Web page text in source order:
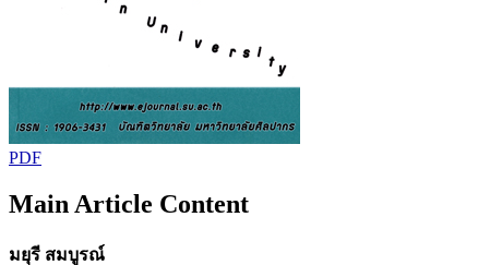
PDF
Main Article Content
มยุรี สมบูรณ์